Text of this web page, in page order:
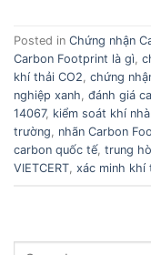
Posted in Chứng nhận
Carbon Footprint là gì,
khí thải CO2, chứng
nghiệp xanh, đánh giá
14067, kiểm soát khí
trường, nhãn Carbon
carbon quốc tế, trung
VIETCERT, xác minh khí